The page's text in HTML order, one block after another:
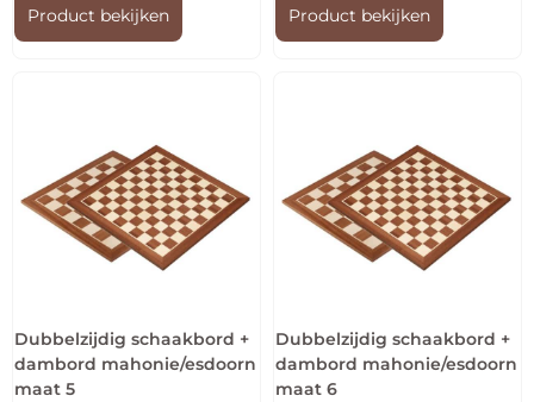
Product bekijken Product bekijken
Dubbelzijdig schaakbord +
dambord mahonie/esdoorn
maat 5
Dubbelzijdig schaakbord +
dambord mahonie/esdoorn
maat 6